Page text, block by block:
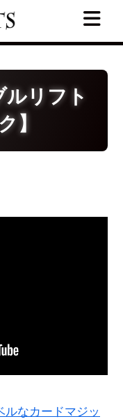
ルリフト
】
なカードマジッ